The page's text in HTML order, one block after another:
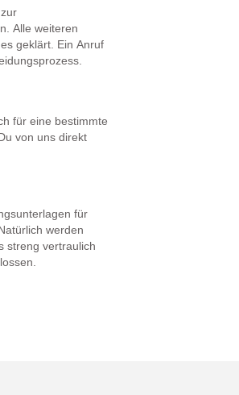
Alle weiteren
geklärt. Ein Anruf
für eine bestimmte
von uns direkt
für
werden
streng vertraulich